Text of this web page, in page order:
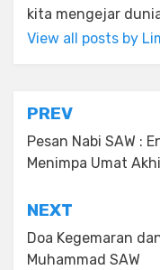
kita mengejar
View all posts by
Post
navigation
PREV
Pesan Nabi SAW :
Menimpa Umat
NEXT
Doa Kegemaran
Muhammad SAW